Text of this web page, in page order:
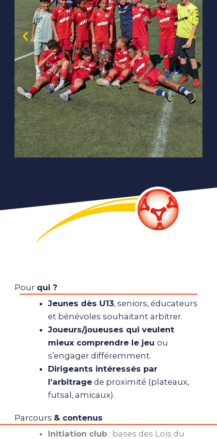
Pour qui ?
Jeunes dès U13, seniors, éducateurs
et bénévoles souhaitant arbitrer.
Joueurs/joueuses qui veulent
mieux comprendre le jeuou
s’engager différemment.
Dirigeants intéressés par
l’arbitrage de proximité (plateaux,
futsal, amicaux).
Parcours & contenus
Initiation club : bases des Lois du